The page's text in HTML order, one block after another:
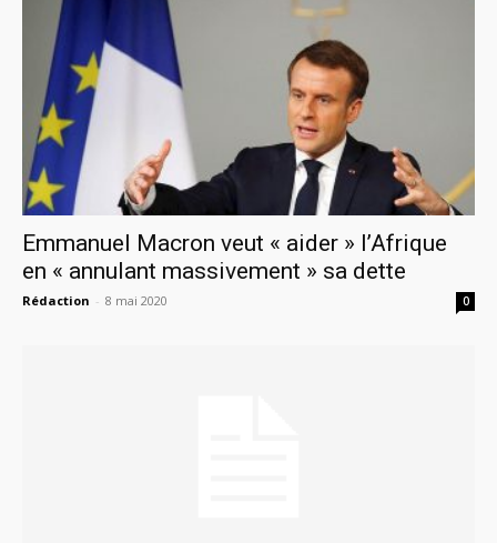
Emmanuel Macron veut « aider » l’Afrique
en « annulant massivement » sa dette
Rédaction - 8 mai 2020 0